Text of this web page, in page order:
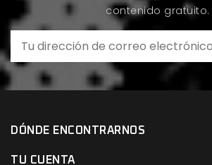
contenido gratuito.
DÓNDE ENCONTRARNOS
TU CUENTA